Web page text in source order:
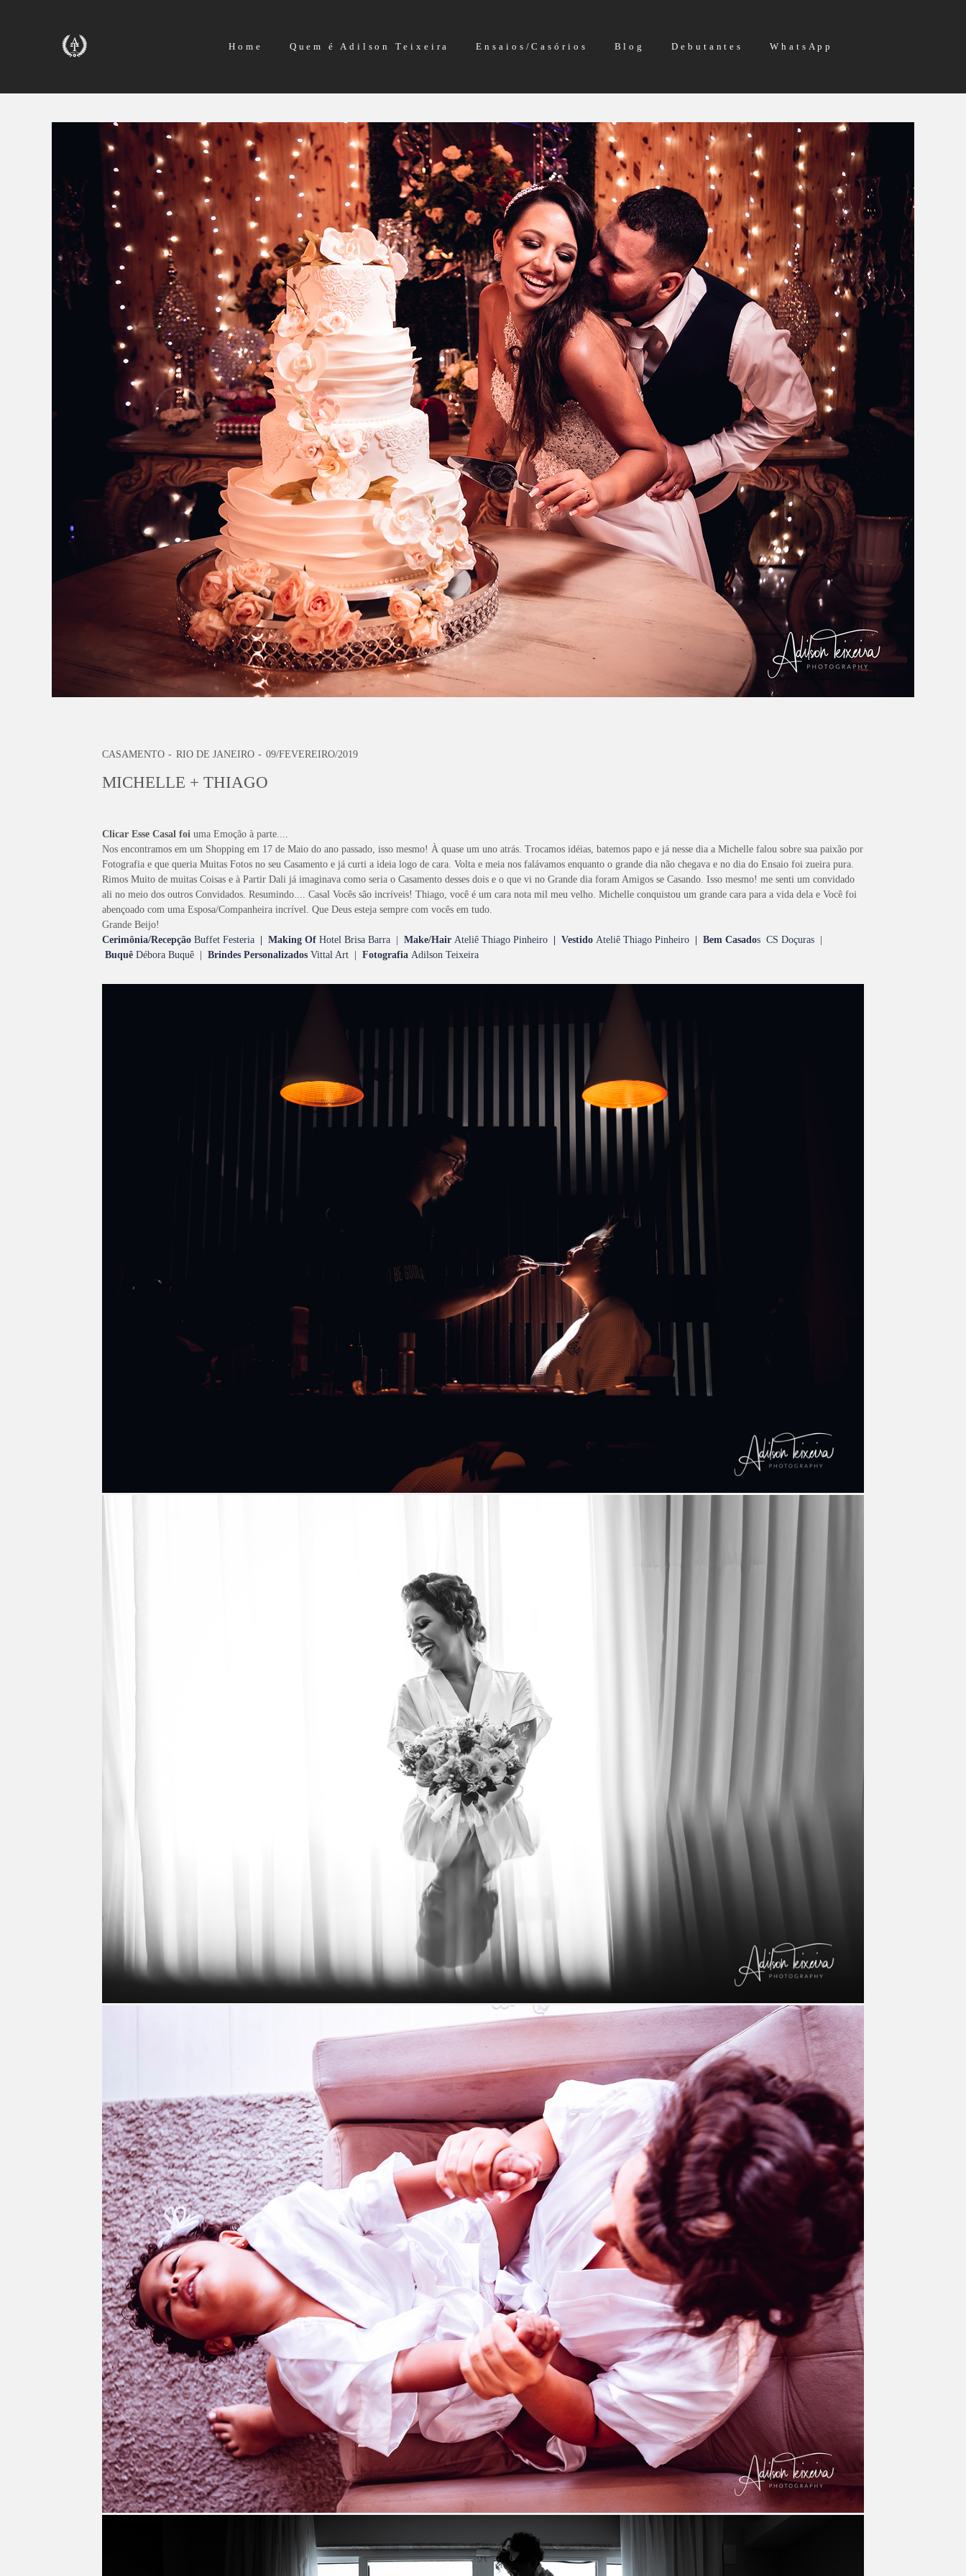
Home Quem é Adilson Teixeira Ensaios/Casórios Blog Debutantes WhatsApp
CASAMENTO RIO DE JANEIRO 09/FEVEREIRO/2019
MICHELLE + THIAGO
Clicar Esse Casal foi uma Emoção à parte....
Nos encontramos em um Shopping em 17 de Maio do ano passado, isso mesmo! À quase um uno atrás. Trocamos idéias, batemos papo e já nesse dia a Michelle falou sobre sua paixão por
Fotografia e que queria Muitas Fotos no seu Casamento e já curti a ideia logo de cara. Volta e meia nos falávamos enquanto o grande dia não chegava e no dia do Ensaio foi zueira pura.
Rimos Muito de muitas Coisas e à Partir Dali já imaginava como seria o Casamento desses dois e o que vi no Grande dia foram Amigos se Casando. Isso mesmo! me senti um convidado
ali no meio dos outros Convidados. Resumindo.... Casal Vocês são incríveis! Thiago, você é um cara nota mil meu velho. Michelle conquistou um grande cara para a vida dela e Você foi
abençoado com uma Esposa/Companheira incrível. Que Deus esteja sempre com vocês em tudo.
Grande Beijo!
Cerimônia/Recepção Buffet Festeria | Making Of Hotel Brisa Barra | Make/Hair Ateliê Thiago Pinheiro | Vestido Ateliê Thiago Pinheiro | Bem Casados CS Doçuras |
Buquê Débora Buquê | Brindes Personalizados Vittal Art | Fotografia Adilson Teixeira